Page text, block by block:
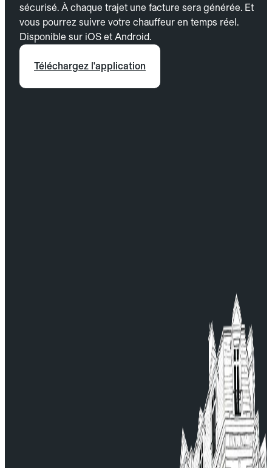
sécurisé. À chaque trajet une facture sera générée. Et
vous pourrez suivre votre chauffeur en temps réel.
Disponible sur iOS et Android.
Téléchargez l'application